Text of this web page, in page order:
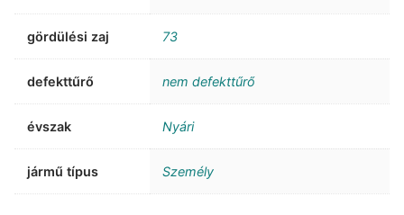
gördülési zaj 73
defekttűrő nem defekttűrő
évszak Nyári
jármű típus Személy